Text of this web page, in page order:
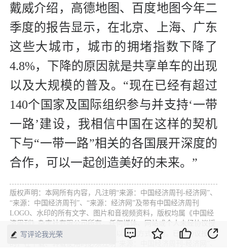
戴威介绍，高德地图、百度地图今年二
季度的报告显示，在北京、上海、广东
这些大城市，城市的拥堵指数下降了
4.8%，下降的原因就是共享单车的出现
以及大规模的普及。“现在已经有超过
140个国家及国际组织参与并支持‘一带
一路’建设，我相信中国在这样的契机
下与“一带一路”相关的各国展开深度的
合作，可以一起创造美好的未来。”
版权声明：本网所有内容，凡注明“来源：中国经济周刊-经济网”、
“来源：中国经济周刊”、“来源：经济网”及带有中国经济周刊
LOGO、水印的所有文字、图片和音视频资料，版权均属《中国经
济周刊》杂志社有限公司所有，任何媒体、网站或个人未经协议授
权不得转载、摘编、链接、转贴或以其他方式使用。已经协议授权
写评论我光荣